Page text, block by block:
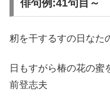
俳句例:41句目～
籾を干するすの日なた
日もすがら椿の花の蜜
前登志夫